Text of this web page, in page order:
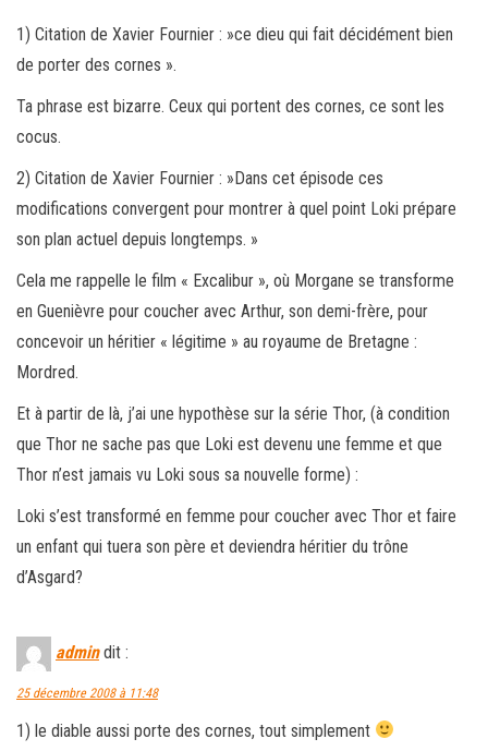
1) Citation de Xavier Fournier : »ce dieu qui fait décidément bien
de porter des cornes ».
Ta phrase est bizarre. Ceux qui portent des cornes, ce sont les
cocus.
2) Citation de Xavier Fournier : »Dans cet épisode ces
modifications convergent pour montrer à quel point Loki prépare
son plan actuel depuis longtemps. »
Cela me rappelle le film « Excalibur », où Morgane se transforme
en Guenièvre pour coucher avec Arthur, son demi-frère, pour
concevoir un héritier « légitime » au royaume de Bretagne :
Mordred.
Et à partir de là, j’ai une hypothèse sur la série Thor, (à condition
que Thor ne sache pas que Loki est devenu une femme et que
Thor n’est jamais vu Loki sous sa nouvelle forme) :
Loki s’est transformé en femme pour coucher avec Thor et faire
un enfant qui tuera son père et deviendra héritier du trône
d’Asgard?
admin dit :
25 décembre 2008 à 11:48
1) le diable aussi porte des cornes, tout simplement